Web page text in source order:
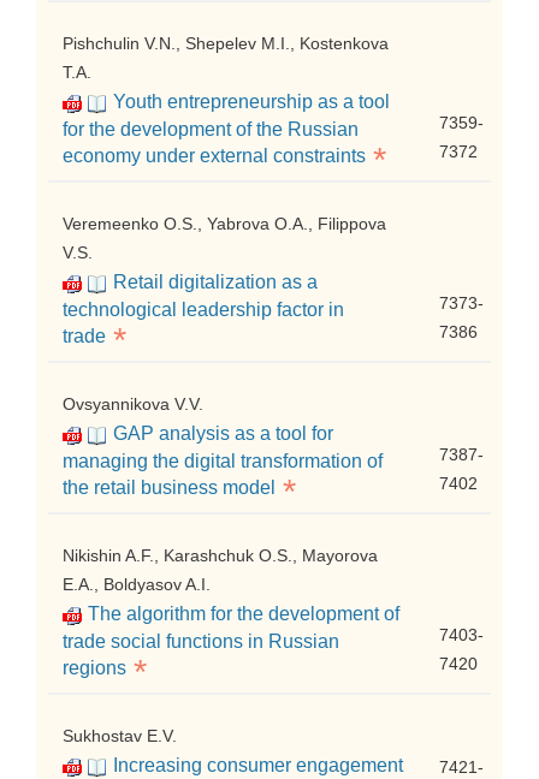
Pishchulin V.N., Shepelev M.I., Kostenkova
T.A.
Youth entrepreneurship as a tool
for the development of the Russian
economy under external constraints *
7359-
7372
Veremeenko O.S., Yabrova O.A., Filippova
V.S.
Retail digitalization as a
technological leadership factor in
trade *
7373-
7386
Ovsyannikova V.V.
GAP analysis as a tool for
managing the digital transformation of
the retail business model *
7387-
7402
Nikishin A.F., Karashchuk O.S., Mayorova
E.A., Boldyasov A.I.
The algorithm for the development of
trade social functions in Russian
regions *
7403-
7420
Sukhostav E.V.
Increasing consumer engagement
7421-